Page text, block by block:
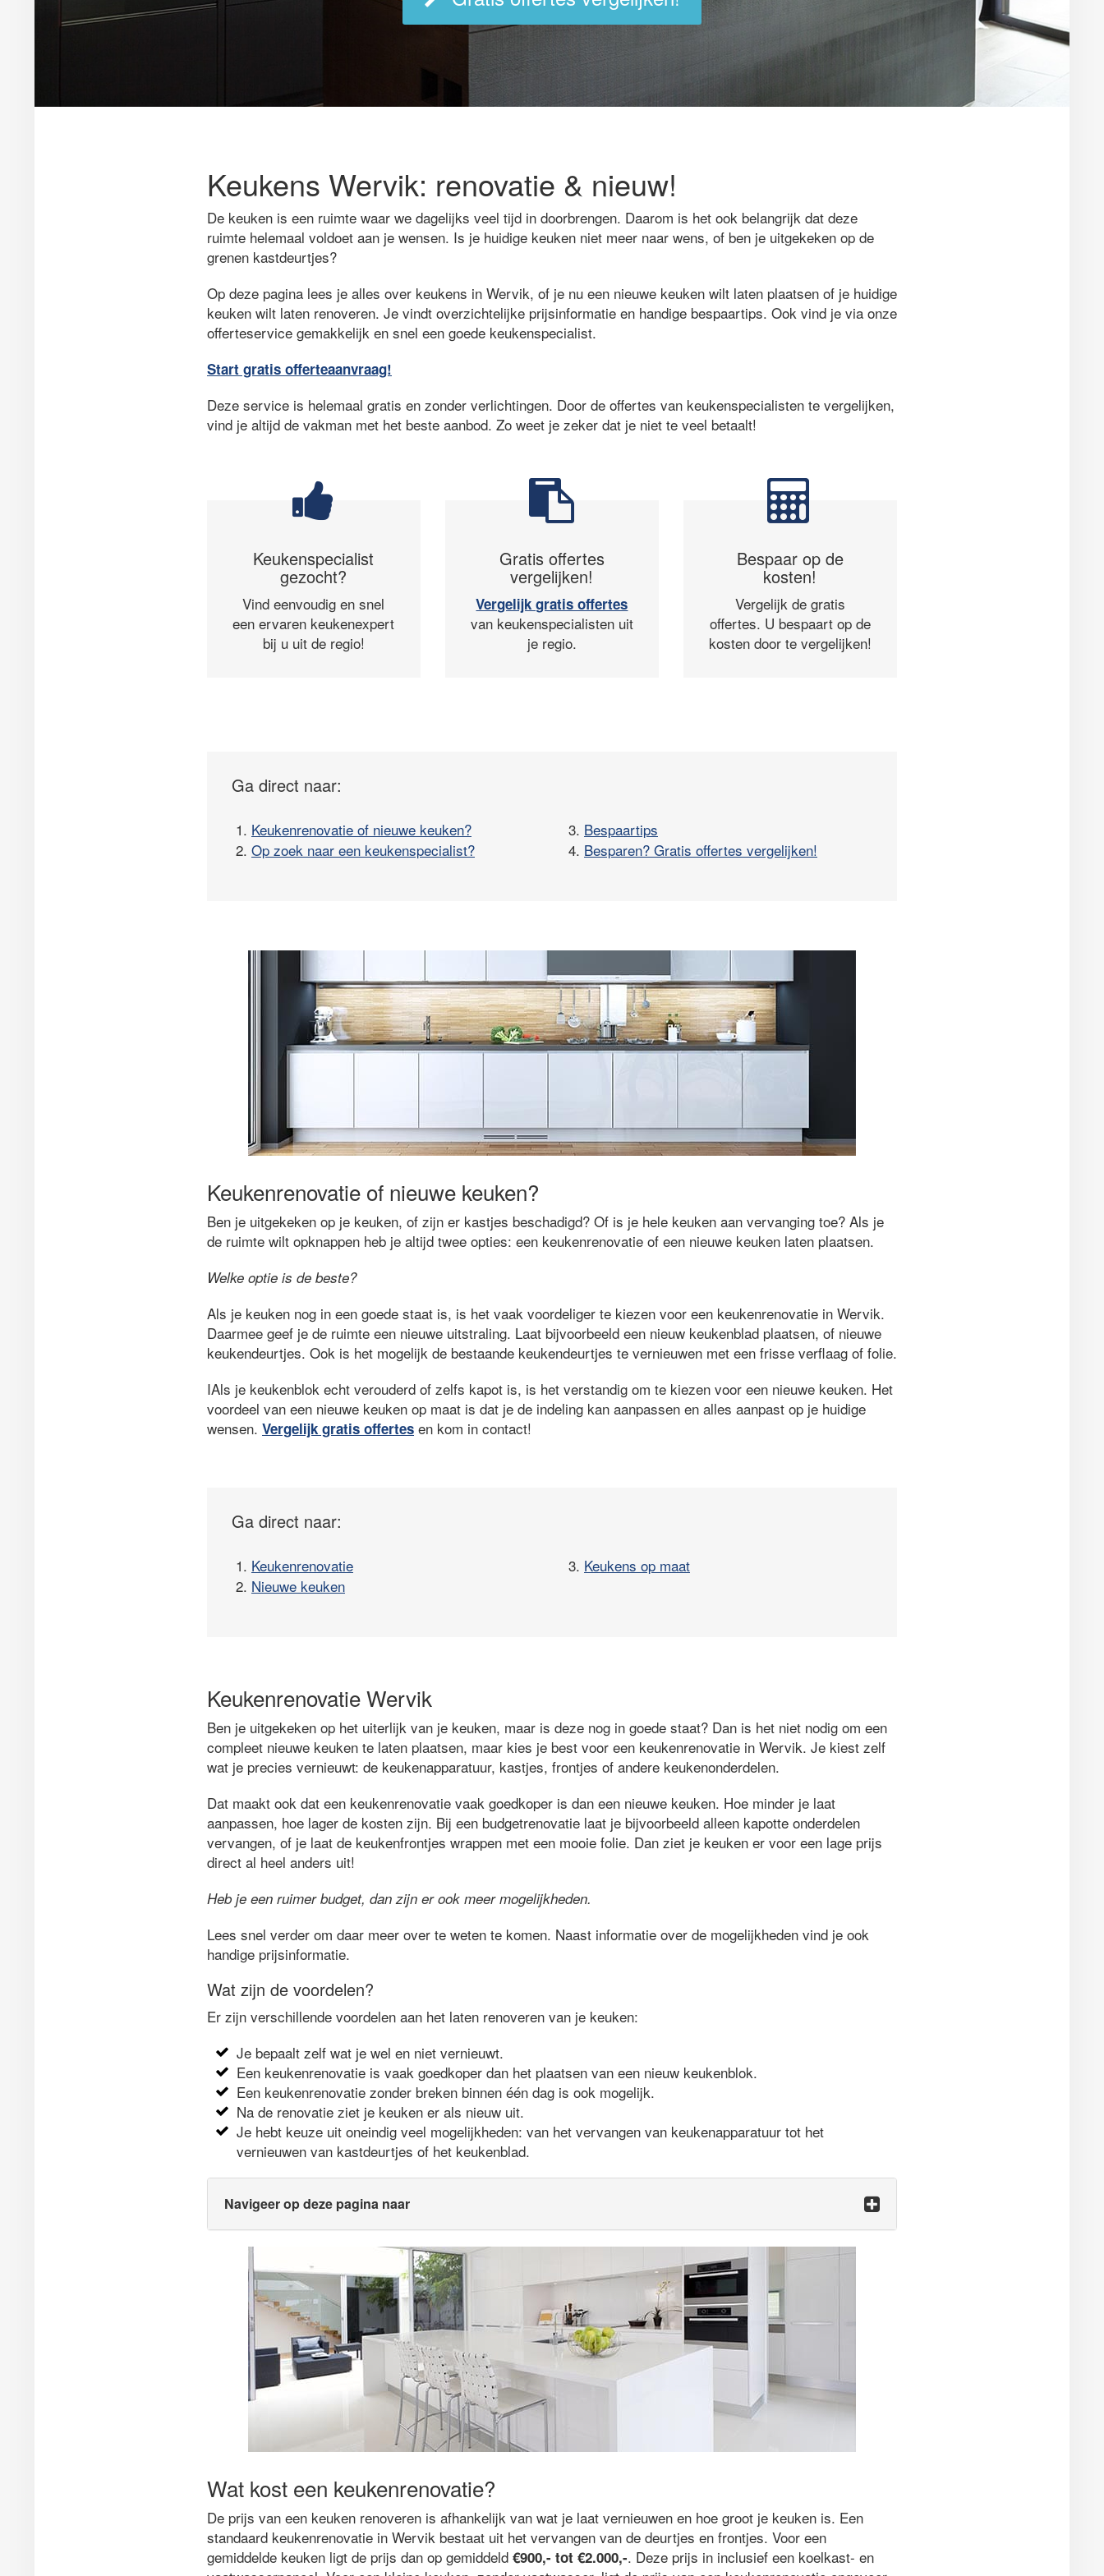
Keukens Wervik: renovatie & nieuw!
De keuken is een ruimte waar we dagelijks veel tijd in doorbrengen. Daarom is het ook belangrijk dat deze
ruimte helemaal voldoet aan je wensen. Is je huidige keuken niet meer naar wens, of ben je uitgekeken op de
grenen kastdeurtjes?
Op deze pagina lees je alles over keukens in Wervik, of je nu een nieuwe keuken wilt laten plaatsen of je huidige
keuken wilt laten renoveren. Je vindt overzichtelijke prijsinformatie en handige bespaartips. Ook vind je via onze
offerteservice gemakkelijk en snel een goede keukenspecialist.
Start gratis offerteaanvraag!
Deze service is helemaal gratis en zonder verlichtingen. Door de offertes van keukenspecialisten te vergelijken,
vind je altijd de vakman met het beste aanbod. Zo weet je zeker dat je niet te veel betaalt!
Keukenspecialist
gezocht?
Vind eenvoudig en snel
een ervaren keukenexpert
bij u uit de regio!
Gratis offertes
vergelijken!
Vergelijk gratis offertes
van keukenspecialisten uit
je regio.
Bespaar op de
kosten!
Vergelijk de gratis
offertes. U bespaart op de
kosten door te vergelijken!
Ga direct naar:
1. Keukenrenovatie of nieuwe keuken?
2. Op zoek naar een keukenspecialist?
3. Bespaartips
4. Besparen? Gratis offertes vergelijken!
Keukenrenovatie of nieuwe keuken?
Ben je uitgekeken op je keuken, of zijn er kastjes beschadigd? Of is je hele keuken aan vervanging toe? Als je
de ruimte wilt opknappen heb je altijd twee opties: een keukenrenovatie of een nieuwe keuken laten plaatsen.
Welke optie is de beste?
Als je keuken nog in een goede staat is, is het vaak voordeliger te kiezen voor een keukenrenovatie in Wervik.
Daarmee geef je de ruimte een nieuwe uitstraling. Laat bijvoorbeeld een nieuw keukenblad plaatsen, of nieuwe
keukendeurtjes. Ook is het mogelijk de bestaande keukendeurtjes te vernieuwen met een frisse verflaag of folie.
IAls je keukenblok echt verouderd of zelfs kapot is, is het verstandig om te kiezen voor een nieuwe keuken. Het
voordeel van een nieuwe keuken op maat is dat je de indeling kan aanpassen en alles aanpast op je huidige
wensen. Vergelijk gratis offertes en kom in contact!
Ga direct naar:
1. Keukenrenovatie
2. Nieuwe keuken
3. Keukens op maat
Keukenrenovatie Wervik
Ben je uitgekeken op het uiterlijk van je keuken, maar is deze nog in goede staat? Dan is het niet nodig om een
compleet nieuwe keuken te laten plaatsen, maar kies je best voor een keukenrenovatie in Wervik. Je kiest zelf
wat je precies vernieuwt: de keukenapparatuur, kastjes, frontjes of andere keukenonderdelen.
Dat maakt ook dat een keukenrenovatie vaak goedkoper is dan een nieuwe keuken. Hoe minder je laat
aanpassen, hoe lager de kosten zijn. Bij een budgetrenovatie laat je bijvoorbeeld alleen kapotte onderdelen
vervangen, of je laat de keukenfrontjes wrappen met een mooie folie. Dan ziet je keuken er voor een lage prijs
direct al heel anders uit!
Heb je een ruimer budget, dan zijn er ook meer mogelijkheden.
Lees snel verder om daar meer over te weten te komen. Naast informatie over de mogelijkheden vind je ook
handige prijsinformatie.
Wat zijn de voordelen?
Er zijn verschillende voordelen aan het laten renoveren van je keuken:
Je bepaalt zelf wat je wel en niet vernieuwt.
Een keukenrenovatie is vaak goedkoper dan het plaatsen van een nieuw keukenblok.
Een keukenrenovatie zonder breken binnen één dag is ook mogelijk.
Na de renovatie ziet je keuken er als nieuw uit.
Je hebt keuze uit oneindig veel mogelijkheden: van het vervangen van keukenapparatuur tot het
vernieuwen van kastdeurtjes of het keukenblad.
Navigeer op deze pagina naar
Wat kost een keukenrenovatie?
De prijs van een keuken renoveren is afhankelijk van wat je laat vernieuwen en hoe groot je keuken is. Een
standaard keukenrenovatie in Wervik bestaat uit het vervangen van de deurtjes en frontjes. Voor een
gemiddelde keuken ligt de prijs dan op gemiddeld €900,- tot €2.000,-. Deze prijs in inclusief een koelkast- en